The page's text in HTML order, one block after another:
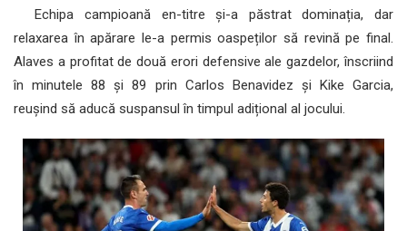
Echipa campioană en-titre și-a păstrat dominația, dar
relaxarea în apărare le-a permis oaspeților să revină pe final.
Alaves a profitat de două erori defensive ale gazdelor, înscriind
în minutele 88 și 89 prin Carlos Benavidez și Kike Garcia,
reușind să aducă suspansul în timpul adițional al jocului.